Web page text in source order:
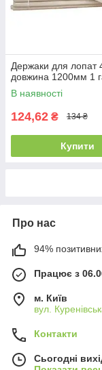
Держаки для лопат
довжина 1200мм 1
В наявності
124,62 ₴ 134 ₴
Купити
Про нас
94%
Працює з
м. Київ
вул.
Контакти
Сьогодні